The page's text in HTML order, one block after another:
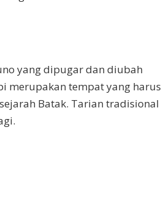
yang dipugar dan diubah
merupakan tempat yang harus
Batak. Tarian tradisional